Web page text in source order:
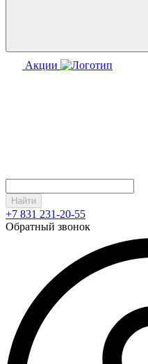
Акции
Найти
+7 831 231-20-55
Обратный звонок